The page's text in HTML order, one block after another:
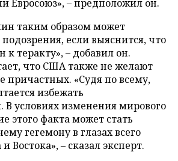
Евросоюз», – предположил он.
таким образом может
подозрения, если выяснится, что
к теракту», – добавил он.
что США также не желают
причастных. «Судя по всему,
избежать
В условиях изменения мирового
этого факта может стать
гегемону в глазах всего
Востока», – сказал эксперт.